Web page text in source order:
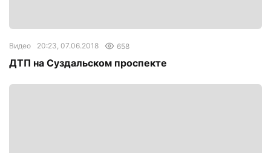
Видео 20:23, 07.06.2018 658
ДТП на Суздальском проспекте